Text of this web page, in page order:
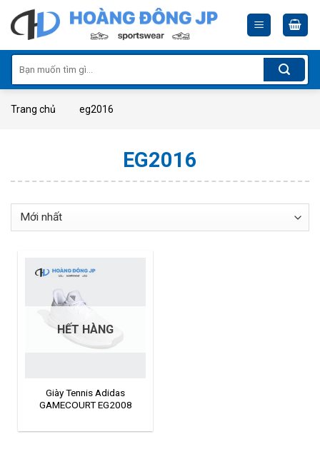
content
kiếm:
Trang chủ eg2016
EG2016
HẾT HÀNG
Giày Tennis Adidas
GAMECOURT EG2008